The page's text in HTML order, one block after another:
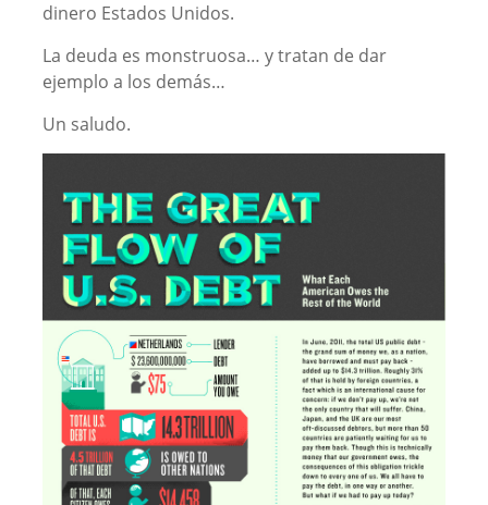
dinero Estados Unidos.
La deuda es monstruosa… y tratan de dar
ejemplo a los demás…
Un saludo.